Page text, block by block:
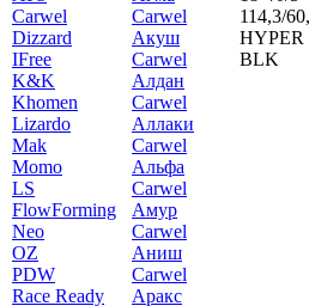
Carwel
Dizzard
IFree
K&K
Khomen
Lizardo
Mak
Momo
LS
FlowForming
Neo
OZ
PDW
Race Ready
Carwel
Акуш
Carwel
Алдан
Carwel
Аллаки
Carwel
Альфа
Carwel
Амур
Carwel
Аниш
Carwel
Аракс
114,3/
HYPER
BLK